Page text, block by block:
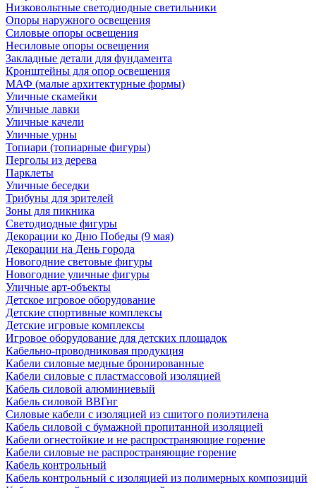
Низковольтные светодиодные светильники
Опоры наружного освещения
Силовые опоры освещения
Несиловые опоры освещения
Закладные детали для фундамента
Кронштейны для опор освещения
МАФ (малые архитектурные формы)
Уличные скамейки
Уличные лавки
Уличные качели
Уличные урны
Топиари (топиарные фигуры)
Перголы из дерева
Парклеты
Уличные беседки
Трибуны для зрителей
Зоны для пикника
Светодиодные фигуры
Декорации ко Дню Победы (9 мая)
Декорации на День города
Новогодние световые фигуры
Новогодние уличные фигуры
Уличные арт-объекты
Детское игровое оборудование
Детские спортивные комплексы
Детские игровые комплексы
Игровое оборудование для детских площадок
Кабельно-проводниковая продукция
Кабели силовые медные бронированные
Кабели силовые с пластмассовой изоляцией
Кабель силовой алюминиевый
Кабель силовой ВВГнг
Силовые кабели с изоляцией из сшитого полиэтилена
Кабель силовой с бумажной пропитанной изоляцией
Кабели огнестойкие и не распространяющие горение
Кабели силовые не распространяющие горение
Кабель контрольный
Кабель контрольный с изоляцией из полимерных композиций